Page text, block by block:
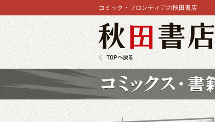
コミック・フロンティアの秋田書店